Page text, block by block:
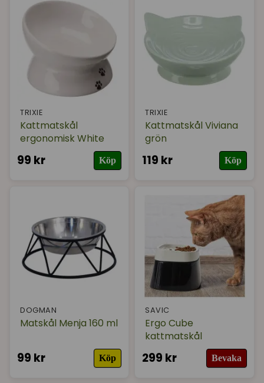
TRIXIE
Kattmatskål
ergonomisk White
99 kr Köp
TRIXIE
Kattmatskål Viviana
grön
119 kr Köp
DOGMAN
Matskål Menja 160 ml
99 kr Köp
SAVIC
Ergo Cube
kattmatskål
299 kr Bevaka